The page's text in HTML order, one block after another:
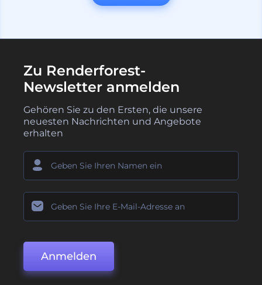
Zu Renderforest-
Newsletter anmelden
Gehören Sie zu den Ersten, die unsere
neuesten Nachrichten und Angebote
erhalten
Anmelden